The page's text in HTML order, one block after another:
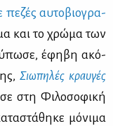
πε­ζές αυ­το­βιο­γρα­
και το χρώ­μα των
τύ­πω­σε, έφη­βη ακό­
Σιω­πη­λές κραυ­γές
στη Φι­λο­σο­φι­κή
μό­νι­μα